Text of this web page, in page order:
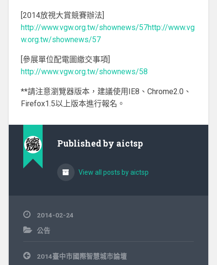
[2014放視大賞競賽辦法]
http://www.vgw.org.tw/shownews/57http://www.vg
w.org.tw/shownews/57
[參展單位配電圖繳交事項]
http://www.vgw.org.tw/shownews/58
**請注意瀏覽器版本，建議使用IE8、Chrome2.0、
Firefox1.5以上版本進行報名。
Published by aictsp
View all posts by aictsp
2014-02-24
公告
文
2014臺中市國際智慧城市論壇